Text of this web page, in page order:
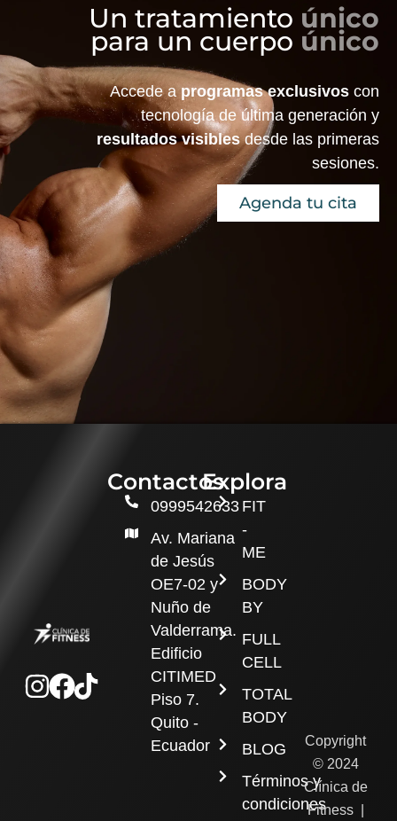
Un tratamiento único
para un cuerpo único
Accede aprogramas exclusivos con
tecnología de última generación y
resultados visiblesdesde las primeras
sesiones.
Agenda tu cita
Instagram
Facebook
Tiktok
Contactos
0999542633
Av. Mariana
de Jesús
OE7-02 y
Nuño de
Valderrama.
Edificio
CITIMED
Piso 7.
Quito -
Ecuador
Explora
FIT
-
ME
BODY
BY
FULL
CELL
TOTAL
BODY
BLOG
Términos y
condiciones
Copyright
© 2024
Clínica de
Fitness |